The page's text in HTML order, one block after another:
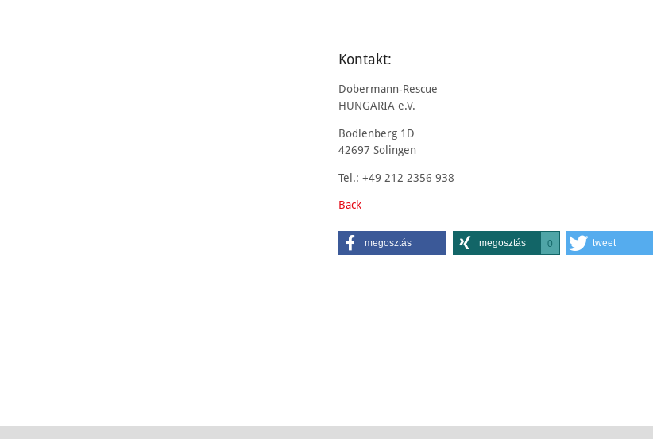
Kontakt:
Dobermann-Rescue
HUNGARIA e.V.
Bodlenberg 1D
42697 Solingen
Tel.: +49 212 2356 938
Back
megosztás megosztás 0 tweet